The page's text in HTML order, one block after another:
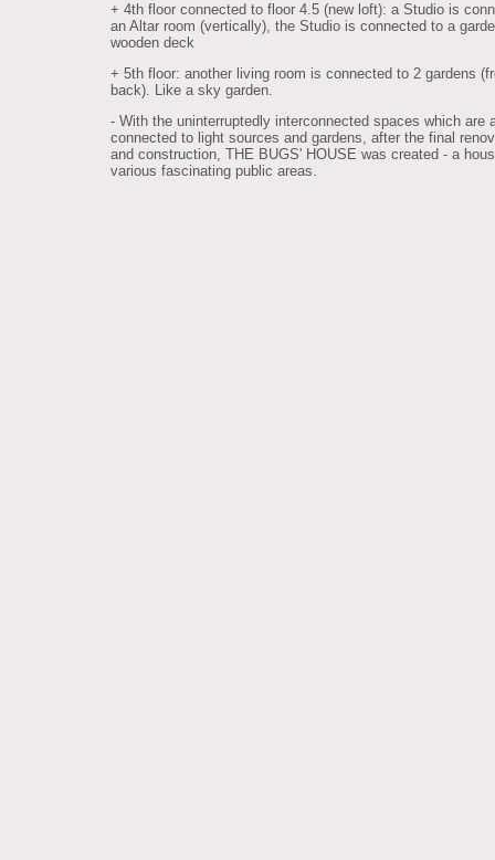
+ 4th floor connected to floor 4.5 (new loft): a Studio is
an Altar room (vertically), the Studio is connected to a
wooden deck
+ 5th floor: another living room is connected to 2 gardens
back). Like a sky garden.
- With the uninterruptedly interconnected spaces which are
connected to light sources and gardens, after the final
and construction, THE BUGS' HOUSE was created - a
various fascinating public areas.